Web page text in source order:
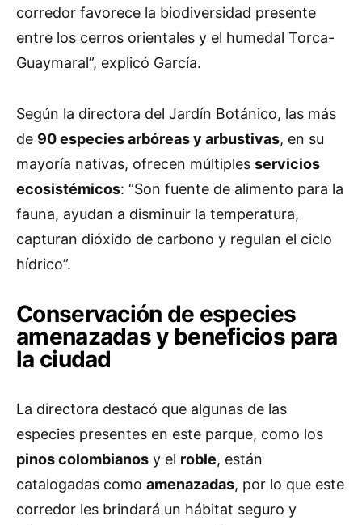
corredor favorece la biodiversidad presente
entre los cerros orientales y el humedal Torca-
Guaymaral”, explicó García.
Según la directora del Jardín Botánico, las más
de 90 especies arbóreas y arbustivas, en su
mayoría nativas, ofrecen múltiples servicios
ecosistémicos: “Son fuente de alimento para la
fauna, ayudan a disminuir la temperatura,
capturan dióxido de carbono y regulan el ciclo
hídrico”.
Conservación de especies
amenazadas y beneficios para
la ciudad
La directora destacó que algunas de las
especies presentes en este parque, como los
pinos colombianos y el roble, están
catalogadas como amenazadas, por lo que este
corredor les brindará un hábitat seguro y